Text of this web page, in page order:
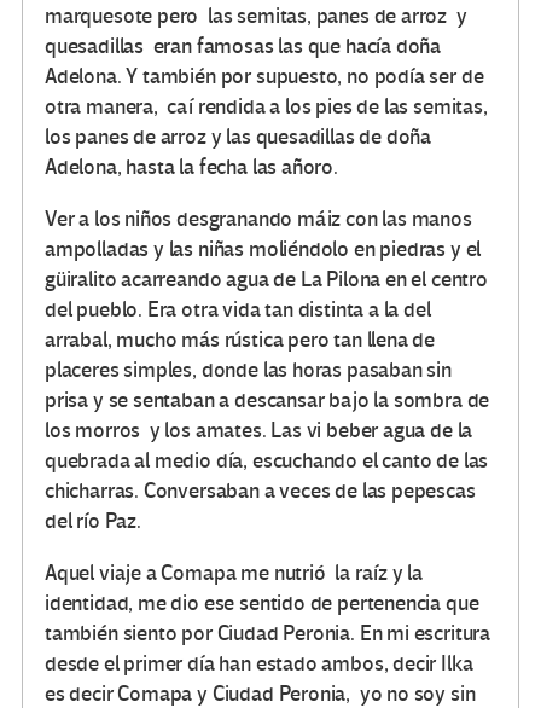
marquesote pero las semitas, panes de arroz y
quesadillas eran famosas las que hacía doña
Adelona. Y también por supuesto, no podía ser de
otra manera, caí rendida a los pies de las semitas,
los panes de arroz y las quesadillas de doña
Adelona, hasta la fecha las añoro.
Ver a los niños desgranando máiz con las manos
ampolladas y las niñas moliéndolo en piedras y el
güiralito acarreando agua de La Pilona en el centro
del pueblo. Era otra vida tan distinta a la del
arrabal, mucho más rústica pero tan llena de
placeres simples, donde las horas pasaban sin
prisa y se sentaban a descansar bajo la sombra de
los morros y los amates. Las vi beber agua de la
quebrada al medio día, escuchando el canto de las
chicharras. Conversaban a veces de las pepescas
del río Paz.
Aquel viaje a Comapa me nutrió la raíz y la
identidad, me dio ese sentido de pertenencia que
también siento por Ciudad Peronia. En mi escritura
desde el primer día han estado ambos, decir Ilka
es decir Comapa y Ciudad Peronia, yo no soy sin